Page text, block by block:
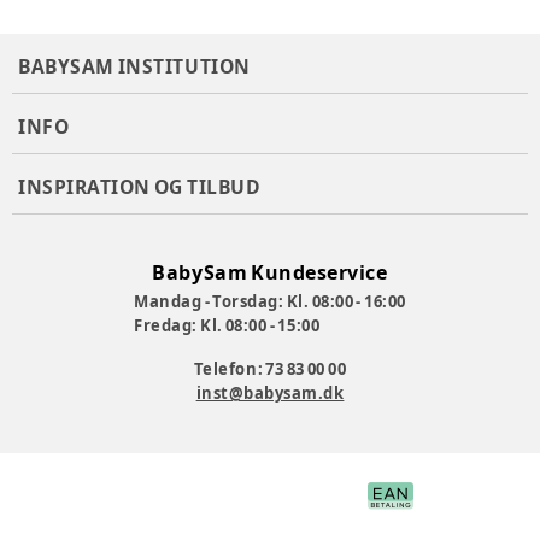
Styring:Kropsstyring via håndtag
Alder:
Vægt:23,5 kg
BABYSAM INSTITUTION
INFO
INSPIRATION OG TILBUD
BabySam Kundeservice
Mandag - Torsdag: Kl. 08:00 - 16:00
Fredag: Kl. 08:00 - 15:00
Telefon: 73 83 00 00
inst@babysam.dk